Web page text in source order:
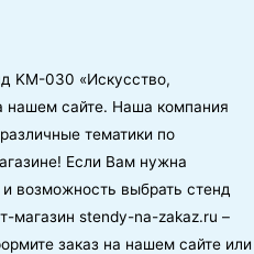
KM-030 «Искусство,
сайте. Наша компания
тематики по
Если Вам нужна
возможность выбрать стенд
магазин stendy-na-zakaz.ru –
заказ на нашем сайте или